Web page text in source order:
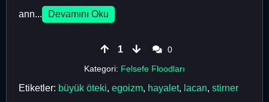
ann...
Devamını Oku
1
0
Kategori: Felsefe Floodları
Etiketler: büyük öteki, egoizm, hayalet, lacan, stirner